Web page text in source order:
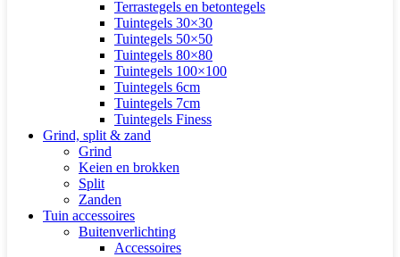
Terrastegels en betontegels
Tuintegels 30×30
Tuintegels 50×50
Tuintegels 80×80
Tuintegels 100×100
Tuintegels 6cm
Tuintegels 7cm
Tuintegels Finess
Grind, split & zand
Grind
Keien en brokken
Split
Zanden
Tuin accessoires
Buitenverlichting
Accessoires